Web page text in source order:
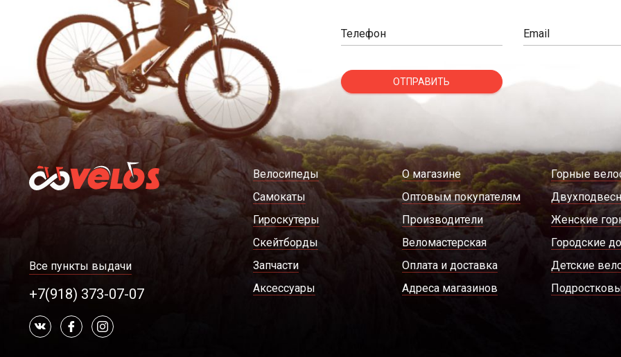
Телефон Email
ОТПРАВИТЬ
Все пункты выдачи
+7(918) 373-07-07
Велосипеды
Самокаты
Гироскутеры
Скейтборды
Запчасти
Аксессуары
О магазине
Оптовым покупателям
Производители
Веломастерская
Оплата и доставка
Адреса магазинов
Горные
Женские
Городские
Детские